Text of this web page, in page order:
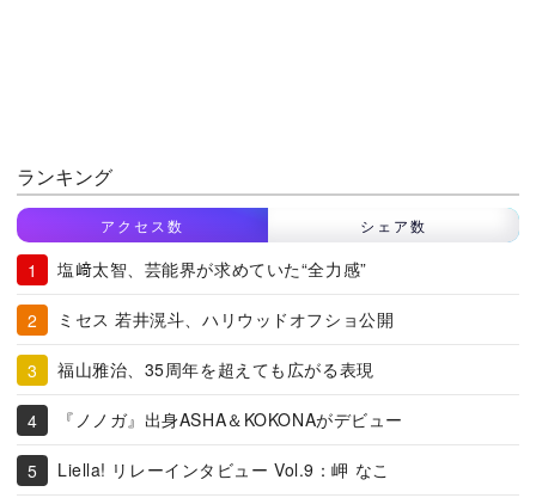
ランキング
アクセス数 シェア数
塩﨑太智、芸能界が求めていた“全力感”
ミセス 若井滉斗、ハリウッドオフショ公開
福山雅治、35周年を超えても広がる表現
『ノノガ』出身ASHA＆KOKONAがデビュー
Liella! リレーインタビュー Vol.9：岬 なこ